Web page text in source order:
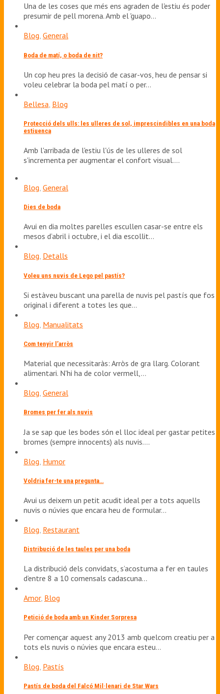
Una de les coses que més ens agraden de l'estiu és poder
presumir de pell morena. Amb el 'guapo…
Blog, General
Boda de matí, o boda de nit?
Un cop heu pres la decisió de casar-vos, heu de pensar si
voleu celebrar la boda pel matí o per…
Bellesa Blog
Protecció dels ulls: les ulleres de sol, imprescindibles en una boda
estiuenca
Amb l'arribada de l'estiu l'ús de les ulleres de sol
s'incrementa per augmentar el confort visual.…
Blog, General
Dies de boda
Avui en dia moltes parelles escullen casar-se entre els
mesos d’abril i octubre, i el dia escollit…
Blog, Detalls
Voleu uns nuvis de Lego pel pastís?
Si estàveu buscant una parella de nuvis pel pastís que fos
original i diferent a totes les que…
Blog Manualitats
Com tenyir l’arròs
Material que necessitaràs: Arròs de gra llarg. Colorant
alimentari. N'hi ha de color vermell,…
Blog, General
Bromes per fer als nuvis
Ja se sap que les bodes són el lloc ideal per gastar petites
bromes (sempre innocents) als nuvis.…
Blog Humor
Voldria fer-te una pregunta…
Avui us deixem un petit acudit ideal per a tots aquells
nuvis o núvies que encara heu de formular…
Blog Restaurant
Distribució de les taules per una boda
La distribució dels convidats, s’acostuma a fer en taules
d’entre 8 a 10 comensals cadascuna…
Amor, Blog
Petició de boda amb un Kinder Sorpresa
Per començar aquest any 2013 amb quelcom creatiu per a
tots els nuvis o núvies que encara esteu…
Blog Pastís
Pastís de boda del Falcó Mil·lenari de Star Wars